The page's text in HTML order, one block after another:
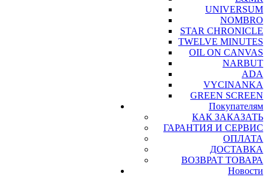
UNIVERSUM
NOMBRO
STAR CHRONICLE
TWELVE MINUTES
OIL ON CANVAS
NARBUT
ADA
VYCINANKA
GREEN SCREEN
Покупателям
КАК ЗАКАЗАТЬ
ГАРАНТИЯ И СЕРВИС
ОПЛАТА
ДОСТАВКА
ВОЗВРАТ ТОВАРА
Новости